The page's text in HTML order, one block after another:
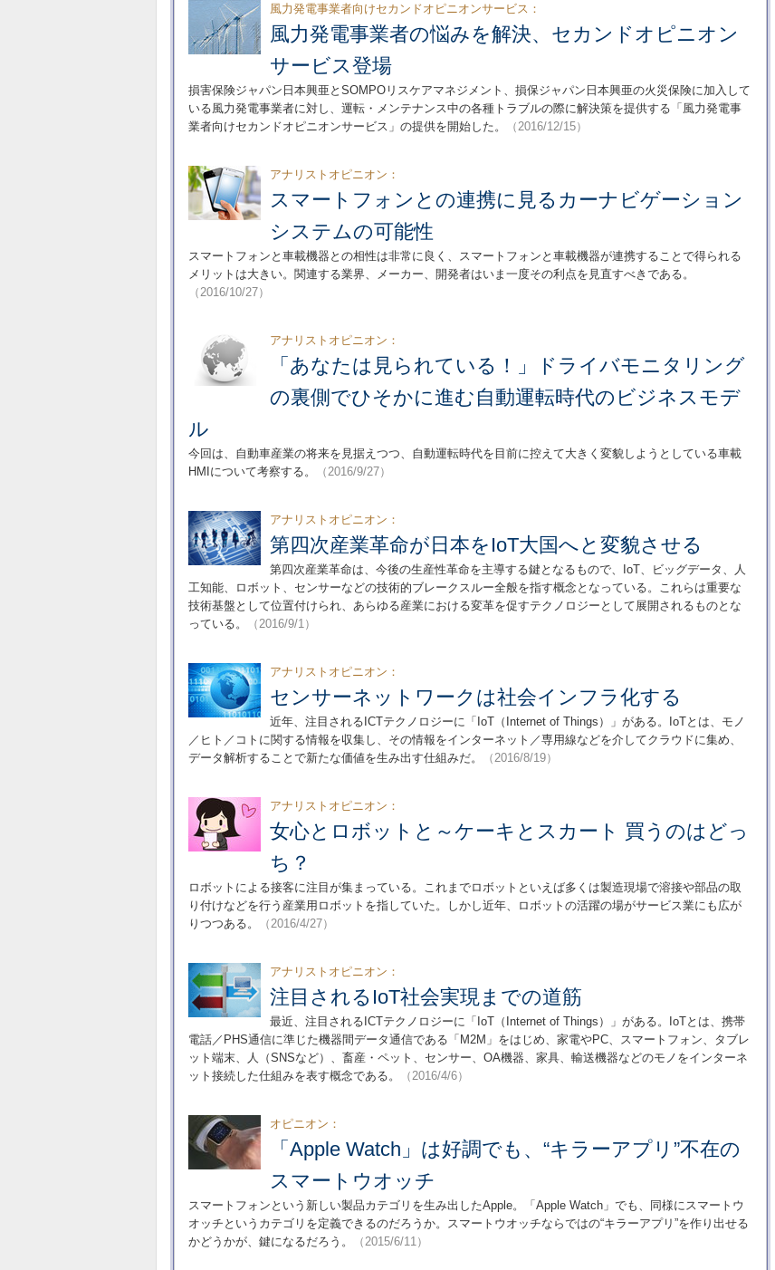
風力発電事業者向けセカンドオピニオンサービス：
風力発電事業者の悩みを解決、セカンドオピニオン
サービス登場
損害保険ジャパン日本興亜とSOMPOリスケアマネジメント、損保ジャパン日本興亜の火災保険に加入して
いる風力発電事業者に対し、運転・メンテナンス中の各種トラブルの際に解決策を提供する「風力発電事
業者向けセカンドオピニオンサービス」の提供を開始した。
（2016/12/15）
アナリストオピニオン：
スマートフォンとの連携に見るカーナビゲーション
システムの可能性
スマートフォンと車載機器との相性は非常に良く、スマートフォンと車載機器が連携することで得られる
メリットは大きい。関連する業界、メーカー、開発者はいま一度その利点を見直すべきである。
（2016/10/27）
アナリストオピニオン：
「あなたは見られている！」ドライバモニタリング
の裏側でひそかに進む自動運転時代のビジネスモデ
ル
今回は、自動車産業の将来を見据えつつ、自動運転時代を目前に控えて大きく変貌しようとしている車載
HMIについて考察する。
（2016/9/27）
アナリストオピニオン：
第四次産業革命が日本をIoT大国へと変貌させる
第四次産業革命は、今後の生産性革命を主導する鍵となるもので、IoT、ビッグデータ、人
工知能、ロボット、センサーなどの技術的ブレークスルー全般を指す概念となっている。これらは重要な
技術基盤として位置付けられ、あらゆる産業における変革を促すテクノロジーとして展開されるものとな
っている。
（2016/9/1）
アナリストオピニオン：
センサーネットワークは社会インフラ化する
近年、注目されるICTテクノロジーに「IoT（Internet of Things）」がある。IoTとは、モノ
／ヒト／コトに関する情報を収集し、その情報をインターネット／専用線などを介してクラウドに集め、
データ解析することで新たな価値を生み出す仕組みだ。
（2016/8/19）
アナリストオピニオン：
女心とロボットと～ケーキとスカート 買うのはどっ
ち？
ロボットによる接客に注目が集まっている。これまでロボットといえば多くは製造現場で溶接や部品の取
り付けなどを行う産業用ロボットを指していた。しかし近年、ロボットの活躍の場がサービス業にも広が
りつつある。
（2016/4/27）
アナリストオピニオン：
注目されるIoT社会実現までの道筋
最近、注目されるICTテクノロジーに「IoT（Internet of Things）」がある。IoTとは、携帯
電話／PHS通信に準じた機器間データ通信である「M2M」をはじめ、家電やPC、スマートフォン、タブレ
ット端末、人（SNSなど）、畜産・ペット、センサー、OA機器、家具、輸送機器などのモノをインターネ
ット接続した仕組みを表す概念である。
（2016/4/6）
オピニオン：
「Apple Watch」は好調でも、“キラーアプリ”不在の
スマートウオッチ
スマートフォンという新しい製品カテゴリを生み出したApple。「Apple Watch」でも、同様にスマートウ
オッチというカテゴリを定義できるのだろうか。スマートウオッチならではの“キラーアプリ”を作り出せる
かどうかが、鍵になるだろう。
（2015/6/11）